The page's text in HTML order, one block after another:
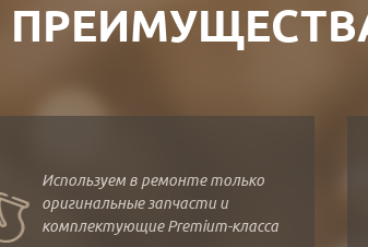
Используем в ремонте только
оригинальные запчасти и
комплектующие Premium-класса